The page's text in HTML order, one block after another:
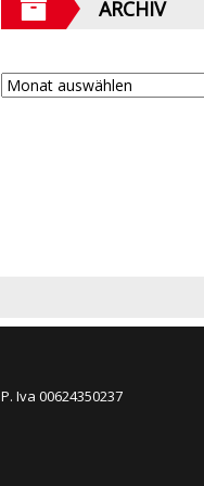
ARCHIV
P. Iva 00624350237